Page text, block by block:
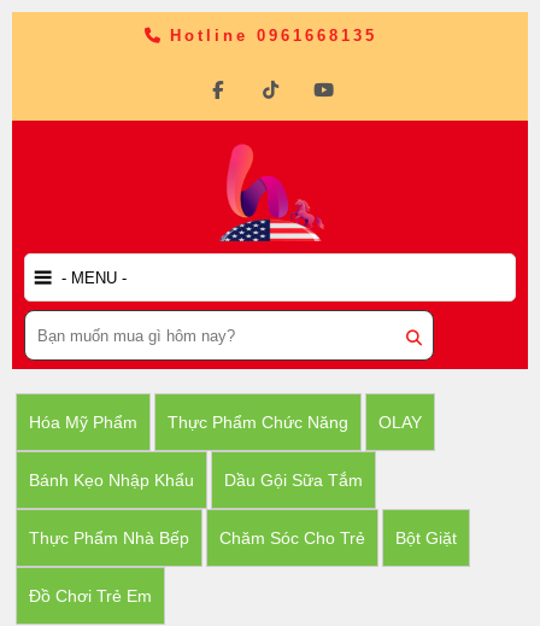
Hotline 0961668135
Hóa Mỹ Phẩm Thực Phẩm Chức Năng OLAY
Bánh Kẹo Nhập Khẩu Dầu Gội Sữa Tắm
Thực Phẩm Nhà Bếp Chăm Sóc Cho Trẻ Bột Giặt
Đồ Chơi Trẻ Em